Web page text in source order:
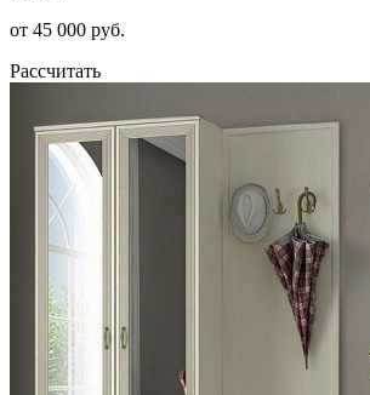
от 45 000 руб.
Рассчитать